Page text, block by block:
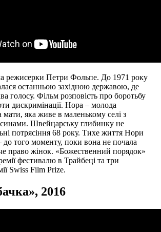
режисерки Петри Фольпе. До 1971 року
останньою західною державою, де
голосу. Фільм розповість про боротьбу
дискримінації. Нора – молода
мати, яка живе в маленькому селі з
синами. Швейцарську глибинку не
потрясіння 68 року. Тихе життя Нори
до того моменту, поки вона не почала
право жінок. «Божественний порядок»
фестивалю в Трайбеці та три
Swiss Film Prize.
», 2016